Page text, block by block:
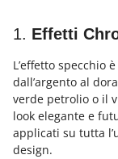
1. Effetti
L’effetto specchio
dall’argento al
verde petrolio o il
look elegante e
applicati su tutta
design.